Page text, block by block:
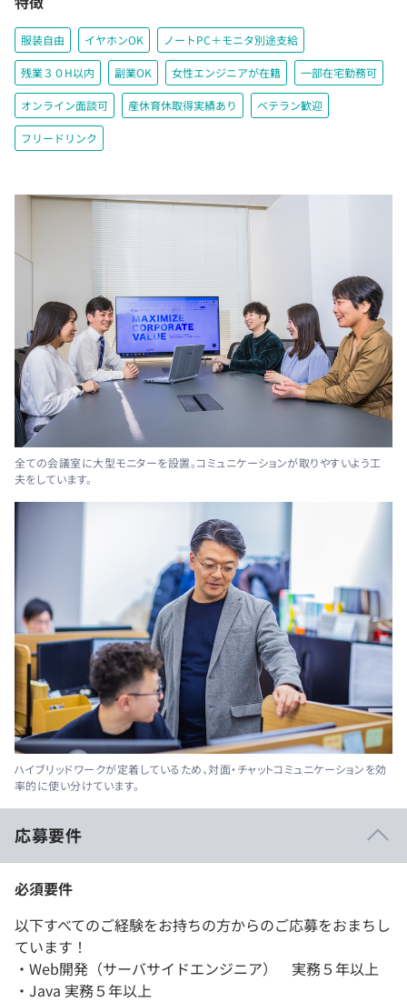
服装自由 イヤホンOK ノートPC＋モニタ別途支給
残業３０H以内 副業OK 女性エンジニアが在籍 一部在宅勤務可
オンライン面談可 産休育休取得実績あり ベテラン歓迎
フリードリンク
全ての会議室に大型モニターを設置。コミュニケーションが取りやすいよう工
夫をしています。
ハイブリッドワークが定着しているため、対面・チャットコミュニケーションを効
率的に使い分けています。
応募要件
必須要件
以下すべてのご経験をお持ちの方からのご応募をおまちし
ています！
・Web開発（サーバサイドエンジニア） 実務５年以上
・Java 実務５年以上